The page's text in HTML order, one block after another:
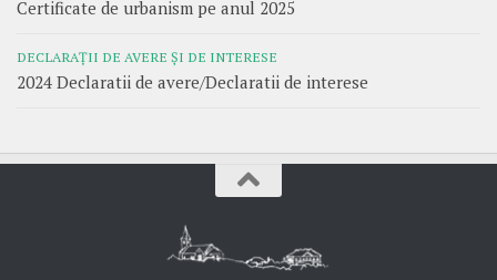
Certificate de urbanism pe anul 2025
DECLARAȚII DE AVERE ȘI DE INTERESE
2024 Declaratii de avere/Declaratii de interese